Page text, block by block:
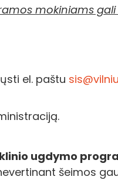
mokiniams
el. paštu
ugdymo
šeimos